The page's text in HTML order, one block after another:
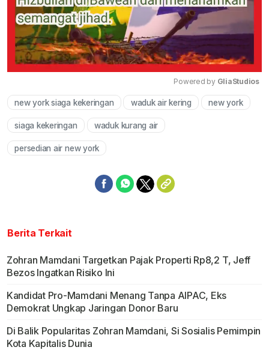
Mute
Powered by GliaStudios
new york siaga kekeringan waduk air kering new york
siaga kekeringan waduk kurang air
persedian air new york
Berita Terkait
Zohran Mamdani Targetkan Pajak Properti Rp8,2 T, Jeff
Bezos Ingatkan Risiko Ini
Kandidat Pro-Mamdani Menang Tanpa AIPAC, Eks
Demokrat Ungkap Jaringan Donor Baru
Di Balik Popularitas Zohran Mamdani, Si Sosialis Pemimpin
Kota Kapitalis Dunia